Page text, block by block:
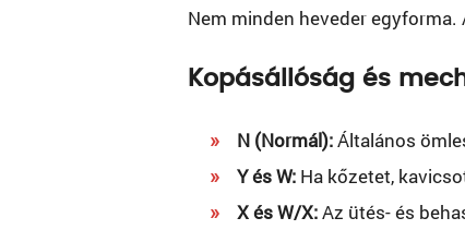
Nem minden heveder
Kopásállóság és
N (Normál):Általános
Y és W: Ha kőzetet,
X és W/X:Az ütés- és